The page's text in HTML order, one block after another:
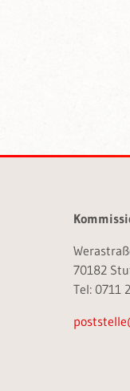
70182
Tel: 0711